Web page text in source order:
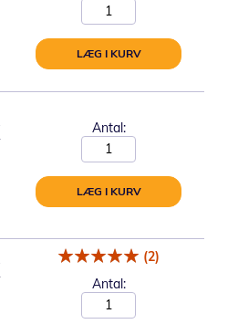
LÆG I KURV
Antal:
LÆG I KURV
(2)
Antal: